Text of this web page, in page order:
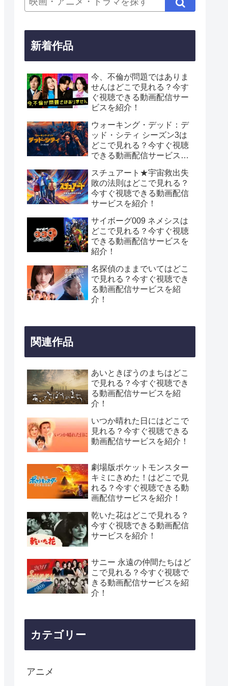
新着作品
今、不倫が問題ではありま
せんはどこで見れる？今す
ぐ視聴できる動画配信サー
ビスを紹介！
ウォーキング・デッド：デ
ッド・シティ シーズン3は
どこで見れる？今すぐ視聴
できる動画配信サービスを
スチュアート★宇宙救出失
敗の法則はどこで見れる？
今すぐ視聴できる動画配信
サービスを紹介！
サイボーグ009 ネメシスは
どこで見れる？今すぐ視聴
できる動画配信サービスを
紹介！
名探偵のままでいてはどこ
で見れる？今すぐ視聴でき
る動画配信サービスを紹
介！
関連作品
あいときぼうのまちはどこ
で見れる？今すぐ視聴でき
る動画配信サービスを紹
介！
いつか晴れた日にはどこで
見れる？今すぐ視聴できる
動画配信サービスを紹介！
劇場版ポケットモンスター
キミにきめた！はどこで見
れる？今すぐ視聴できる動
画配信サービスを紹介！
乾いた花はどこで見れる？
今すぐ視聴できる動画配信
サービスを紹介！
サニー 永遠の仲間たちはど
こで見れる？今すぐ視聴で
きる動画配信サービスを紹
介！
カテゴリー
アニメ